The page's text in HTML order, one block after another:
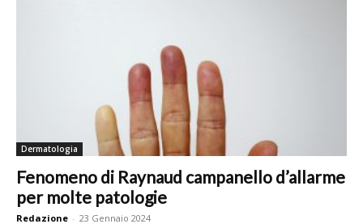
Dermatologia
Fenomeno di Raynaud campanello d’allarme
per molte patologie
Redazione - 23 Gennaio 2024